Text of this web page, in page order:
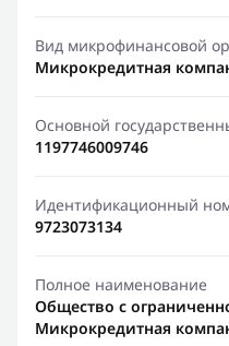
Вид микрофинансовой
Микрокредитная
Основной
1197746009746
Идентификационный
9723073134
Полное наименование
Общество с
Микрокредитная